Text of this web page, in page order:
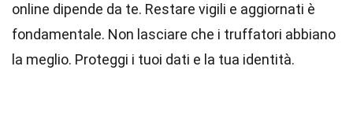
online dipende da te. Restare vigili e aggiornati è
fondamentale. Non lasciare che i truffatori abbiano
la meglio. Proteggi i tuoi dati e la tua identità.